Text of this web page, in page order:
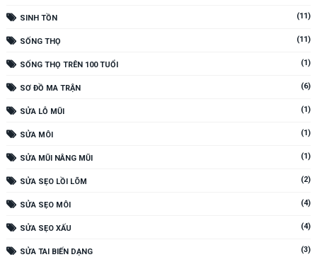
SINH TỒN (11)
SỐNG THỌ (11)
SỐNG THỌ TRÊN 100 TUỔI (1)
SƠ ĐỒ MA TRẬN (6)
SỬA LỖ MŨI (1)
SỬA MÔI (1)
SỬA MŨI NÂNG MŨI (1)
SỬA SẸO LỒI LÕM (2)
SỬA SẸO MÔI (4)
SỬA SẸO XẤU (4)
SỬA TAI BIẾN DẠNG (3)